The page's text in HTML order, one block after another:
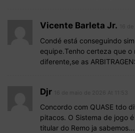
Vicente Barleta Jr.
Condé está conseguindo
equipe.Tenho certeza que o
diferente,se as
Djr
Concordo com QUASE tdo
pitacos. O Sistema de jogo
titular do Remo ja